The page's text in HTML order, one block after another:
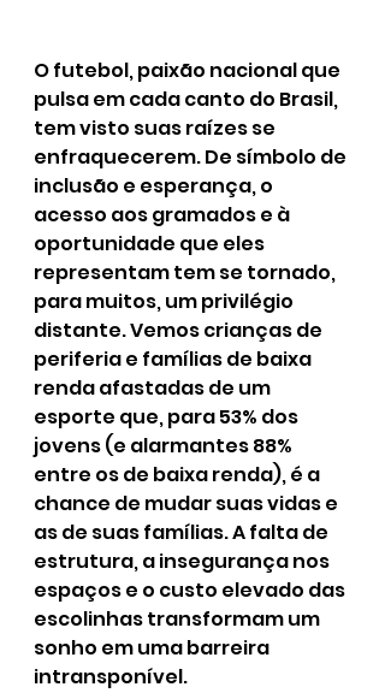
O futebol, paixão nacional que
pulsa em cada canto do Brasil,
tem visto suas raízes se
enfraquecerem. De símbolo de
inclusão e esperança, o
acesso aos gramados e à
oportunidade que eles
representam tem se tornado,
para muitos, um privilégio
distante. Vemos crianças de
periferia e famílias de baixa
renda afastadas de um
esporte que, para 53% dos
jovens (e alarmantes 88%
entre os de baixa renda), é a
chance de mudar suas vidas e
as de suas famílias. A falta de
estrutura, a insegurança nos
espaços e o custo elevado das
escolinhas transformam um
sonho em uma barreira
intransponível.